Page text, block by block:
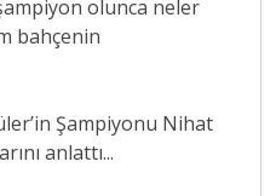
olunca neler
bahçenin
Şampiyonu Nihat
anlattı...